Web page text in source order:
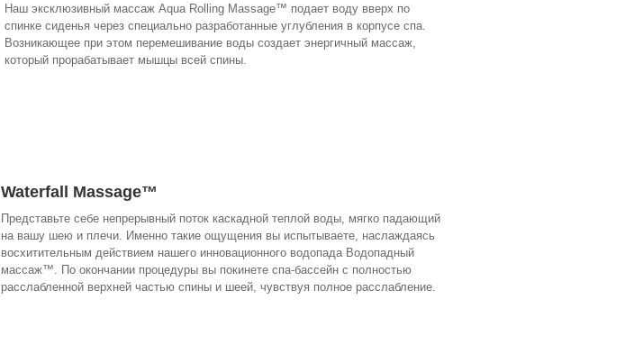
Наш эксклюзивный массаж Aqua Rolling Massage™ подает воду вверх по
спинке сиденья через специально разработанные углубления в корпусе спа.
Возникающее при этом перемешивание воды создает энергичный массаж,
который прорабатывает мышцы всей спины.
Waterfall Massage™
Представьте себе непрерывный поток каскадной теплой воды, мягко падающий
на вашу шею и плечи. Именно такие ощущения вы испытываете, наслаждаясь
восхитительным действием нашего инновационного водопада Водопадный
массаж™. По окончании процедуры вы покинете спа-бассейн с полностью
расслабленной верхней частью спины и шеей, чувствуя полное расслабление.